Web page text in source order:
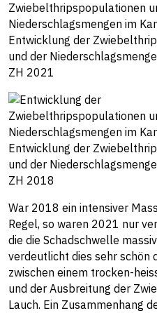
Entwicklung der
und der
ZH 2021
Entwicklung der
und der
ZH 2018
War 2018 ein intensiver
Regel, so waren 2021 nur
die die Schadschwelle
verdeutlicht dies sehr schön
zwischen einem trocken-
und der Ausbreitung der
Lauch. Ein Zusammenhang